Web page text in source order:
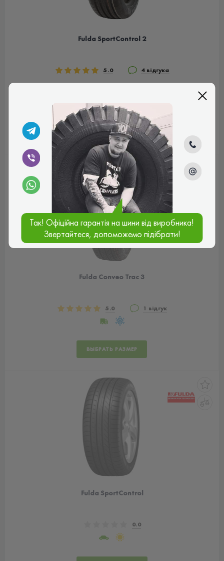
Fulda SportControl 2
5.0 4 відгука
ВЫБРАТЬ РАЗМЕР
Fulda Conveo Trac 3
5.0 1 відгук
ВЫБРАТЬ РАЗМЕР
Fulda SportControl
0.0
Так! Офіційна гарантія на шини від виробника!
Звертайтеся, допоможемо підібрати!